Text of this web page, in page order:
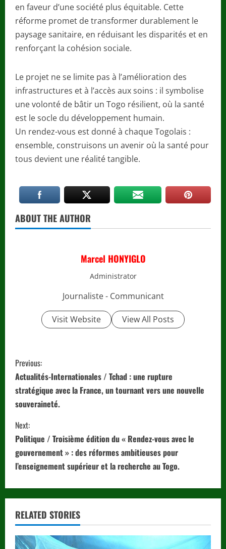
en faveur d’une société plus équitable. Cette
réforme promet de transformer durablement le
paysage sanitaire, en réduisant les disparités et en
renforçant la cohésion sociale.
Le projet ne se limite pas à l’amélioration des
infrastructures et à l’accès aux soins : il symbolise
une volonté de bâtir un Togo résilient, où la santé
est le socle du développement humain.
Un rendez-vous est donné à chaque Togolais :
ensemble, construisons un avenir où la santé pour
tous devient une réalité tangible.
ABOUT THE AUTHOR
Marcel HONYIGLO
Administrator
Journaliste - Communicant
Visit Website View All Posts
C
o
n
t
i
n
u
e
R
Previous:
Actualités-Internationales / Tchad : une rupture
stratégique avec la France, un tournant vers une nouvelle
souveraineté.
Next:
Politique / Troisième édition du « Rendez-vous avec le
gouvernement » : des réformes ambitieuses pour
l’enseignement supérieur et la recherche au Togo.
RELATED STORIES